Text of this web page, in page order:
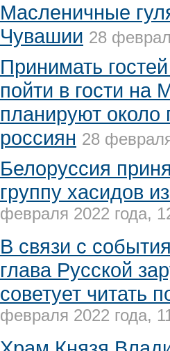
Масленичные
Чувашии 28
Принимать
пойти в гости на
планируют около
россиян 28
Белоруссия
группу хасидов
февраля 2022 года,
В связи с
глава Русской
советует читать
февраля 2022 года,